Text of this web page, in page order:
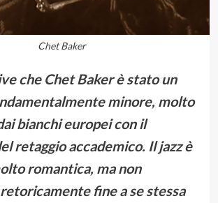
Chet Baker
che Chet Baker è stato un
minore, molto
bianchi europei con il
retaggio accademico. Il jazz è
romantica, ma non
fine a se stessa